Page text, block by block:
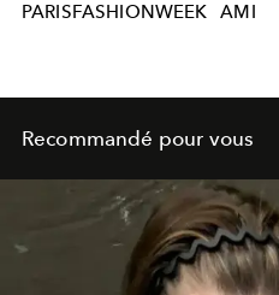
PARISFASHIONWEEK AMI
Recommandé pour vous